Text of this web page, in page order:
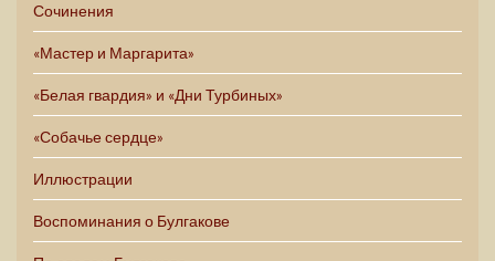
Сочинения
«Мастер и Маргарита»
«Белая гвардия» и «Дни Турбиных»
«Собачье сердце»
Иллюстрации
Воспоминания о Булгакове